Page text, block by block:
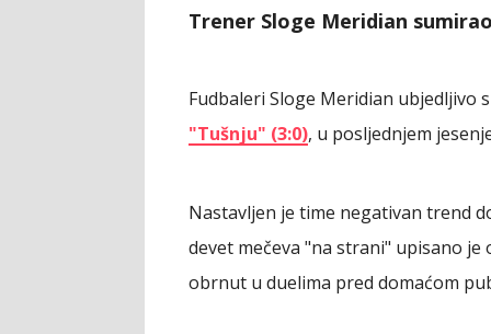
Trener Sloge Meridian
Fudbaleri Sloge Meridian ubjedljivo
"Tušnju" (3:0), u posljednjem
Nastavljen je time negativan trend
devet mečeva "na strani" upisano
obrnut u duelima pred domaćom